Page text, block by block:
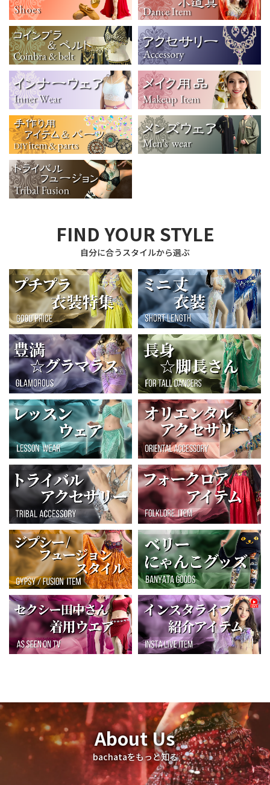
FIND YOUR STYLE
自分に合うスタイルから選ぶ
About Us
bachataをもっと知る